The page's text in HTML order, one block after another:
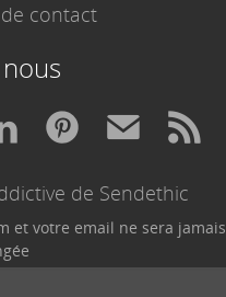
contact
de Sendethic
et votre email ne sera jamais